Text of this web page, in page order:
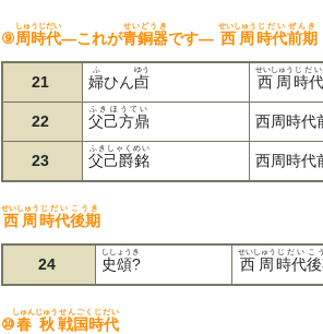
⑨周時代
しゅうじだい
―これが青銅器
せいどうき
です― 西周
せいしゅう
時代
じだい
前期
ぜんき
21 婦
ふ
ひん卣
ゆう
西周
せいしゅう
時代
じだい
22 父己方鼎
ふきほうてい
西周時代
23 父己爵銘
ふきしゃくめい
西周時代
西周
せいしゅう
時代
じだい
後期
こうき
24 史頌?
ししょうき
西周
せいしゅう
時代
じだい こ
⑩春秋
しゅんじゅう
戦国時代
せんごくじだい